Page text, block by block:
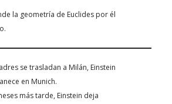
la geometría de Euclides por él
se trasladan a Milán, Einstein
en Munich.
más tarde, Einstein deja